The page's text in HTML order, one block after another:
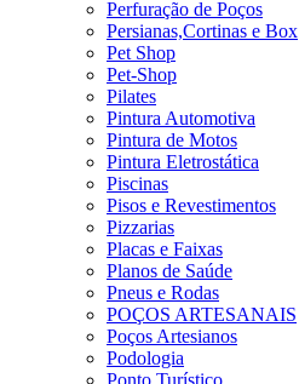
Perfuração de Poços
Persianas,Cortinas e Box
Pet Shop
Pet-Shop
Pilates
Pintura Automotiva
Pintura de Motos
Pintura Eletrostática
Piscinas
Pisos e Revestimentos
Pizzarias
Placas e Faixas
Planos de Saúde
Pneus e Rodas
POÇOS ARTESANAIS
Poços Artesianos
Podologia
Ponto Turístico